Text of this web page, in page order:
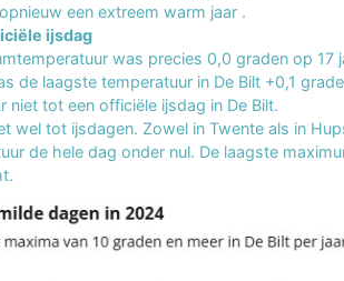
een extreem warm jaar .
ijsdag
was precies 0,0 graden op 17
de laagste temperatuur in De Bilt +0,1
niet tot een officiële ijsdag in De Bilt.
wel tot ijsdagen. Zowel in Twente als in
de hele dag onder nul. De laagste